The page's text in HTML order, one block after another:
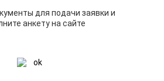
для подачи заявки и
анкету на сайте